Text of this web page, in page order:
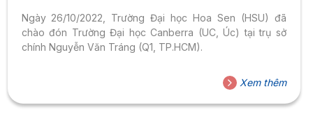
Ngày 26/10/2022, Trường Đại học Hoa Sen (HSU) đã
chào đón Trường Đại học Canberra (UC, Úc) tại trụ sở
chính Nguyễn Văn Tráng (Q1, TP.HCM).
Xem thêm